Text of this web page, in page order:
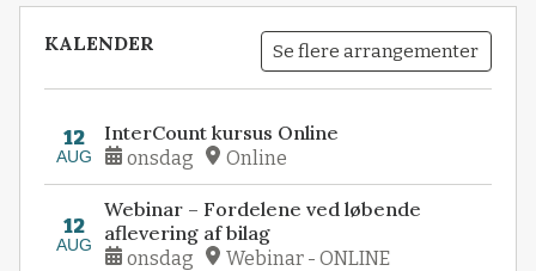
KALENDER Se flere arrangementer
12
AUG
InterCount kursus Online
onsdag Online
12
AUG
Webinar – Fordelene ved løbende
aflevering af bilag
onsdag Webinar - ONLINE